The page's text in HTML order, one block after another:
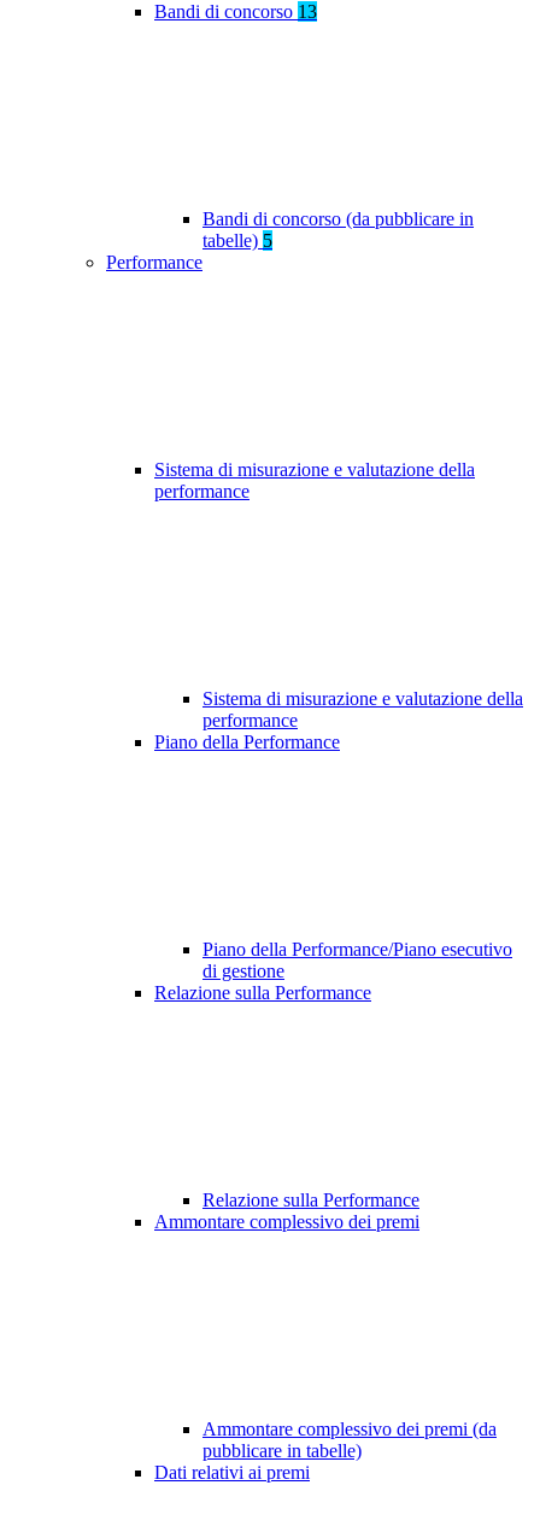
Bandi di concorso 13
Bandi di concorso (da pubblicare in
tabelle) 5
Performance
Sistema di misurazione e valutazione della
performance
Sistema di misurazione e valutazione della
performance
Piano della Performance
Piano della Performance/Piano esecutivo
di gestione
Relazione sulla Performance
Relazione sulla Performance
Ammontare complessivo dei premi
Ammontare complessivo dei premi (da
pubblicare in tabelle)
Dati relativi ai premi